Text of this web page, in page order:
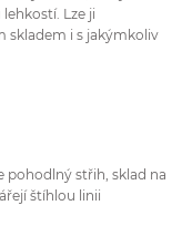
Lze ji
skladem i s jakýmkoliv
pohodlný střih, sklad na
štíhlou linii